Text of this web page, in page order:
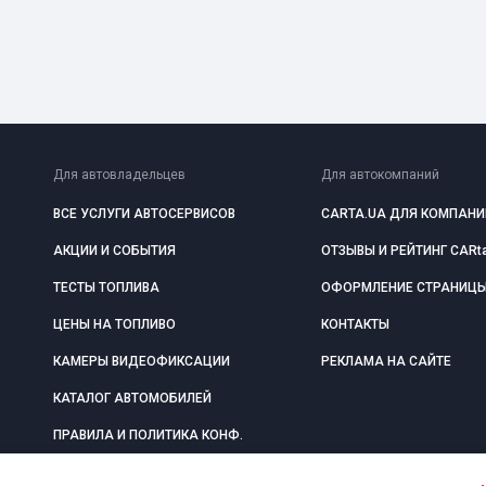
Для автовладельцев
ВСЕ УСЛУГИ АВТОСЕРВИСОВ
АКЦИИ И СОБЫТИЯ
ТЕСТЫ ТОПЛИВА
ЦЕНЫ НА ТОПЛИВО
КАМЕРЫ ВИДЕОФИКСАЦИИ
КАТАЛОГ АВТОМОБИЛЕЙ
ПРАВИЛА И ПОЛИТИКА КОНФ.
Для автокомпаний
CARTA.UA ДЛЯ
ОТЗЫВЫ И РЕЙТИНГ
ОФОРМЛЕНИЕ
КОНТАКТЫ
РЕКЛАМА НА САЙТЕ